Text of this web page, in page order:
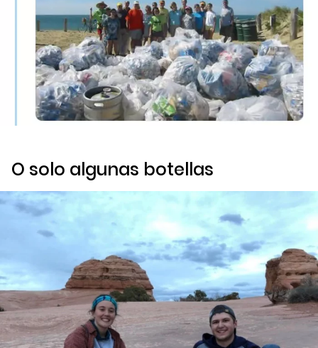
O solo algunas botellas